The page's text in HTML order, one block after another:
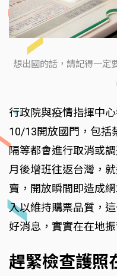
想出國的話，請記得一定
行政院與疫情指揮中
10/13開放國門，包括
隔等都會進行取消或
月後增班往返台灣，
賣，開放瞬間即造成
入以維持購票品質，
好消息，實實在在地
趕緊檢查護照